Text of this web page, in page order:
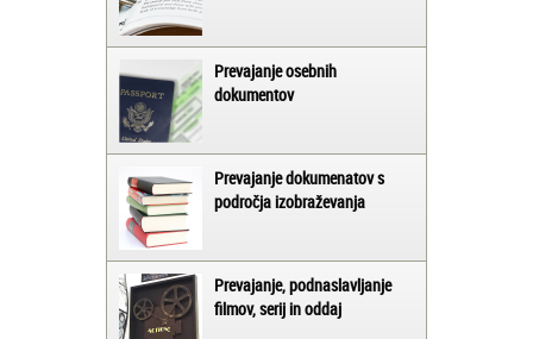
Prevajanje osebnih
dokumentov
Prevajanje dokumenatov s
področja izobraževanja
Prevajanje, podnaslavljanje
filmov, serij in oddaj